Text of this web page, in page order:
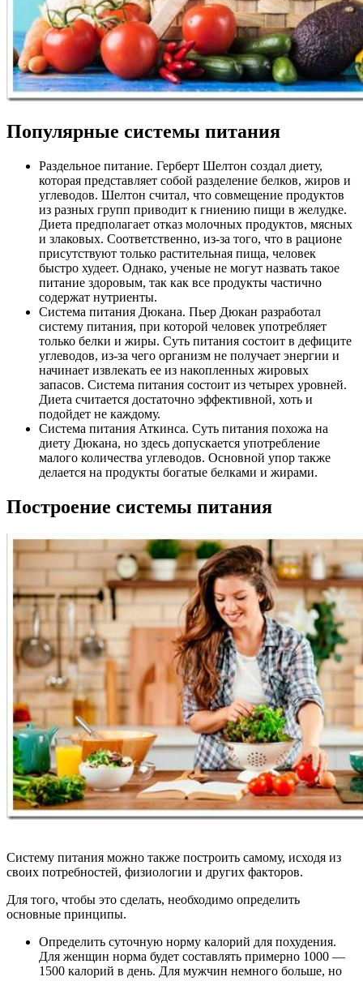
Популярные системы питания
Раздельное питание. Герберт Шелтон создал диету,
которая представляет собой разделение белков, жиров и
углеводов. Шелтон считал, что совмещение продуктов
из разных групп приводит к гниению пищи в желудке.
Диета предполагает отказ молочных продуктов, мясных
и злаковых. Соответственно, из-за того, что в рационе
присутствуют только растительная пища, человек
быстро худеет. Однако, ученые не могут назвать такое
питание здоровым, так как все продукты частично
содержат нутриенты.
Система питания Дюкана. Пьер Дюкан разработал
систему питания, при которой человек употребляет
только белки и жиры. Суть питания состоит в дефиците
углеводов, из-за чего организм не получает энергии и
начинает извлекать ее из накопленных жировых
запасов. Система питания состоит из четырех уровней.
Диета считается достаточно эффективной, хоть и
подойдет не каждому.
Система питания Аткинса. Суть питания похожа на
диету Дюкана, но здесь допускается употребление
малого количества углеводов. Основной упор также
делается на продукты богатые белками и жирами.
Построение системы питания
Систему питания можно также построить самому, исходя из
своих потребностей, физиологии и других факторов.
Для того, чтобы это сделать, необходимо определить
основные принципы.
Определить суточную норму калорий для похудения.
Для женщин норма будет составлять примерно 1000 —
1500 калорий в день. Для мужчин немного больше, но